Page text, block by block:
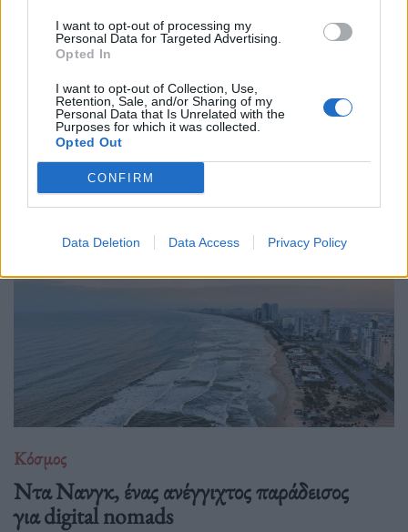
I want to opt-out of processing my
Personal Data for Targeted Advertising.
Opted In
I want to opt-out of Collection, Use,
Retention, Sale, and/or Sharing of my
Personal Data that Is Unrelated with the
Purposes for which it was collected.
Opted Out
CONFIRM
Data Deletion Data Access Privacy Policy
Τι σημαίνει η στρατηγική αβεβαιότητα
ΗΠΑ–Ρωσίας και ο ρόλος της Κίνας
Η «άτυπη» συμφωνία Ουάσινγκτον–Μόσχας για τα
πυρηνικά μοιάζει με διπλωματικό θέατρο: χωρίς δεσμεύσεις,
χωρίς έλεγχο, με μόνο αποτέλεσμα την ψευδαίσθηση
ασφάλειας.
Κόσμος
Ντα Νανγκ, ένας ανέγγιχτος παράδεισος
για digital nomads